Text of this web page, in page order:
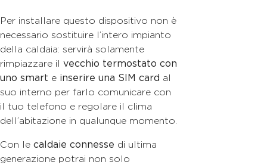
Per installare questo dispositivo non è
necessario sostituire l’intero impianto
della caldaia: servirà solamente
rimpiazzare il vecchio termostato con
uno smart e inserire una SIM card al
suo interno per farlo comunicare con
il tuo telefono e regolare il clima
dell’abitazione in qualunque momento.
Con le caldaie connesse di ultima
generazione potrai non solo